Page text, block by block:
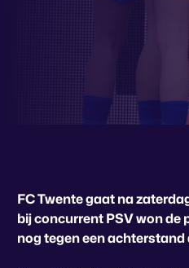
FC Twente gaat na
bij concurrent PSV won de
nog tegen een achterstand